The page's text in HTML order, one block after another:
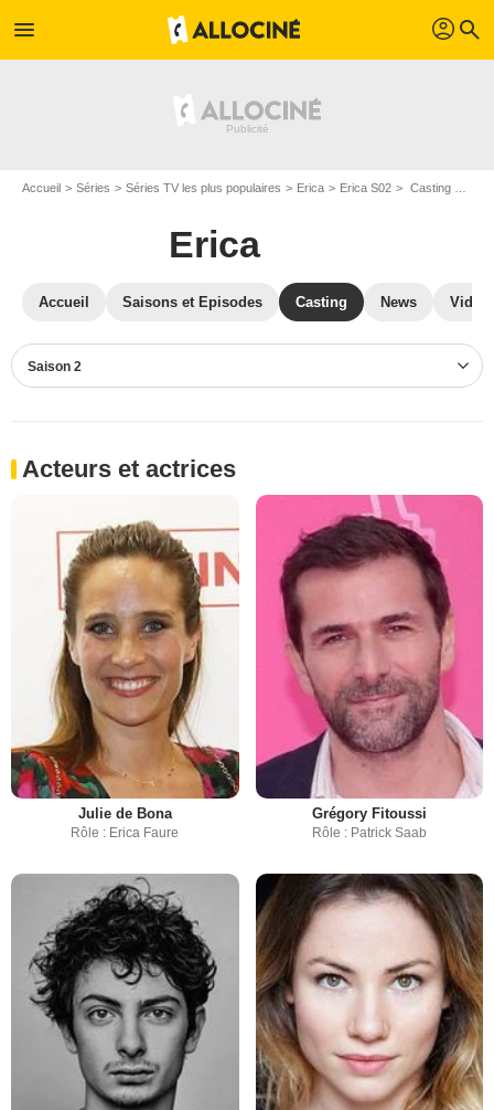
menu profil search
Accueil Séries Séries TV les plus populaires Erica Erica S02 Casting Erica S02
Erica
Accueil Saisons et Episodes Casting News
Saison 2
Acteurs et actrices
Julie de Bona
Rôle : Erica Faure
Grégory Fitoussi
Rôle : Patrick Saab